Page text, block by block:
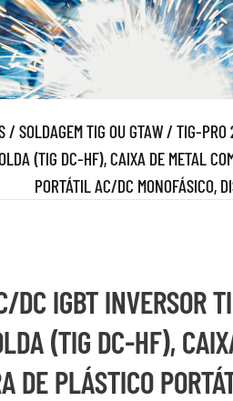
/ SOLDAGEM TIG OU GTAW/ TIG-PRO
(TIG DC-HF), CAIXA DE METAL
PORTÁTIL AC/DC MONOFÁSICO,
DC IGBT INVERSOR
(TIG DC-HF),
DE PLÁSTICO